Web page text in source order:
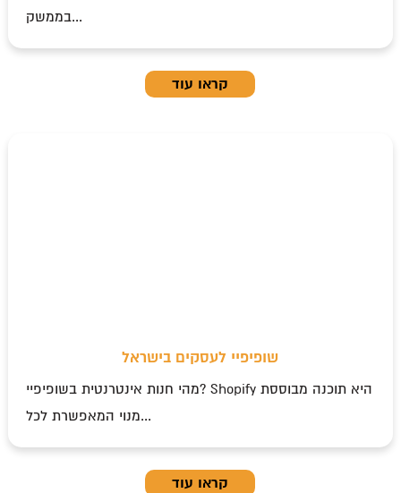
בממשק...
קראו עוד
שופיפיי לעסקים בישראל
מהי חנות אינטרנטית בשופיפיי? Shopify היא תוכנה מבוססת
מנוי המאפשרת לכל...
קראו עוד